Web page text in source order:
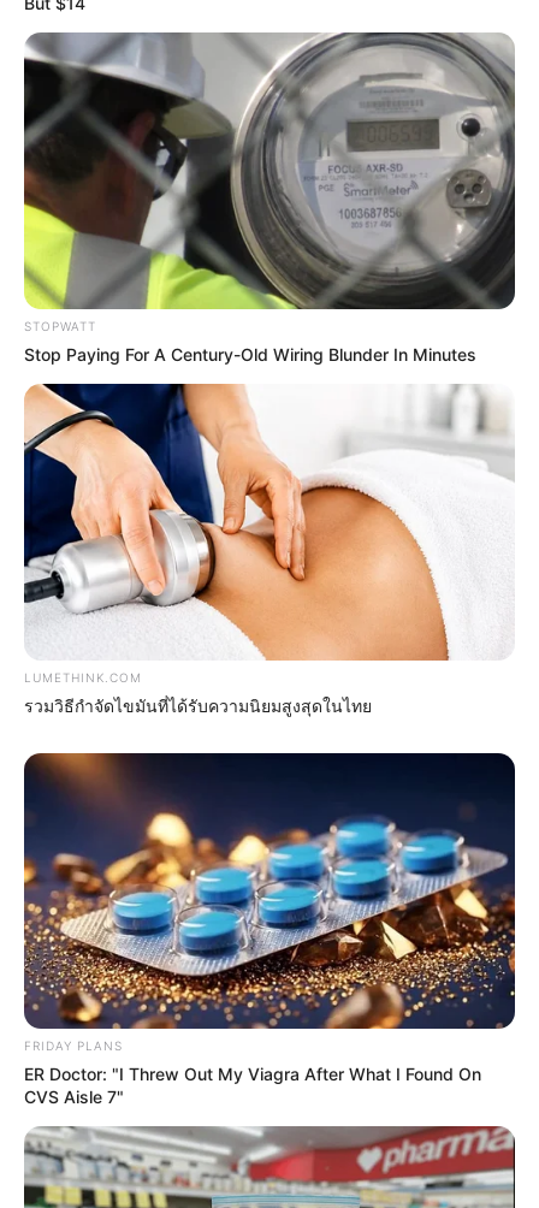
The Instagram Model Who Spent A Fortune To Look
Like Barbie
BRAINBERRIES
Dropping
BRAINBERRIES
Busting Movie Myths! Common Clichés That Don't
Reflect Reality
BRAINBERRIES
STOPWATT
Stop Paying For A Century-Old Wiring Blunder In Minutes
LUMETHINK.COM
รวมวิธีกำจัดไขมันที่ได้รับความนิยมสูงสุดในไทย
FRIDAY PLANS
ER Doctor: "I Threw Out My Viagra After What I Found On
CVS Aisle 7"